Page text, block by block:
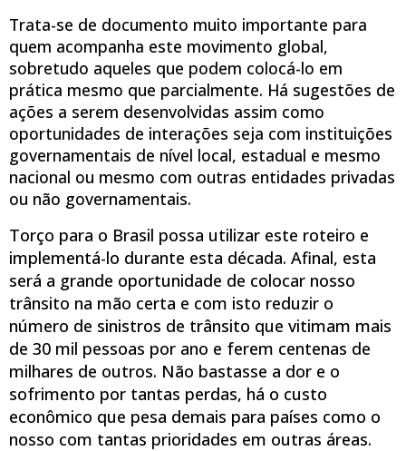
Trata-se de documento muito importante para
quem acompanha este movimento global,
sobretudo aqueles que podem colocá-lo em
prática mesmo que parcialmente. Há sugestões de
ações a serem desenvolvidas assim como
oportunidades de interações seja com instituições
governamentais de nível local, estadual e mesmo
nacional ou mesmo com outras entidades privadas
ou não governamentais.
Torço para o Brasil possa utilizar este roteiro e
implementá-lo durante esta década. Afinal, esta
será a grande oportunidade de colocar nosso
trânsito na mão certa e com isto reduzir o
número de sinistros de trânsito que vitimam mais
de 30 mil pessoas por ano e ferem centenas de
milhares de outros. Não bastasse a dor e o
sofrimento por tantas perdas, há o custo
econômico que pesa demais para países como o
nosso com tantas prioridades em outras áreas.